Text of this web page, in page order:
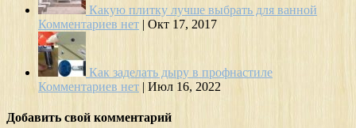
Какую плитку лучше выбрать для ванной
Комментариев нет | Окт 17, 2017
Как заделать дыру в профнастиле
Комментариев нет | Июл 16, 2022
Добавить свой комментарий